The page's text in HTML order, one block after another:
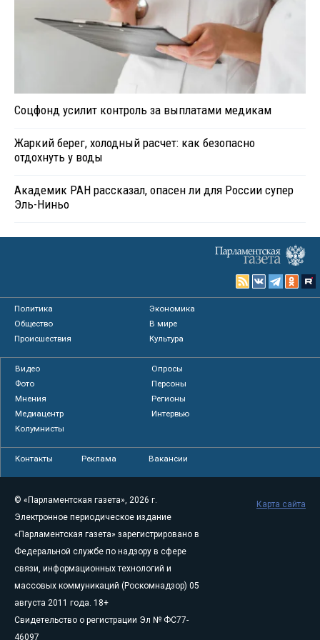
Соцфонд усилит контроль за выплатами медикам
Жаркий берег, холодный расчет: как безопасно
отдохнуть у воды
Академик РАН рассказал, опасен ли для России супер
Эль-Ниньо
Политика
Экономика
Общество
В мире
Происшествия
Культура
Видео
Опросы
Фото
Персоны
Мнения
Регионы
Медиацентр
Интервью
Колумнисты
Контакты Реклама Вакансии
© «Парламентская газета», 2026 г.
Электронное периодическое издание
«Парламентская газета» зарегистрировано в
Федеральной службе по надзору в сфере
связи, информационных технологий и
массовых коммуникаций (Роскомнадзор) 05
августа 2011 года. 18+
Свидетельство о регистрации Эл № ФС77-
46097
Карта сайта